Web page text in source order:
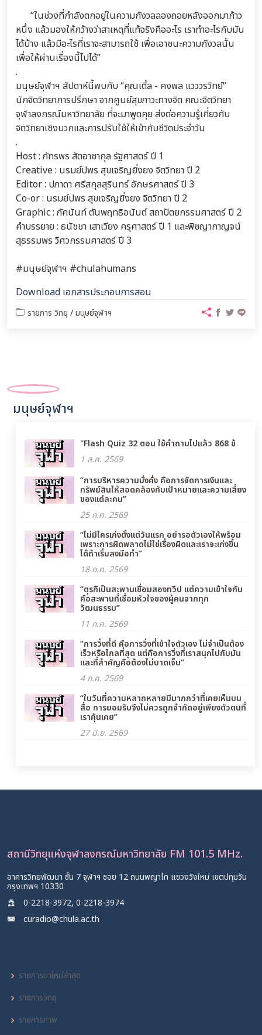
“ในช่วงที่กำลังตกอยู่ในความกังวลลองถอยหลังออกมาก้าว
หนึ่ง แล้วมองให้กว้างว่าสาเหตุที่แท้จริงคืออะไร เราทำอะไรกับมัน
ได้บ้าง แล้วมีอะไรที่เราจะสามารถใช้ เพื่อเอาชนะความกังวลนั้น
เพื่อให้ผ่านเรื่องนี้ไปได้”
.
มนุษย์จุฬาฯ สัปดาห์นี้พบกับ “คุณเติ้ล - คงพล แวววรวิทย์“
นักจิตวิทยาการปรึกษา จากศูนย์สุขภาวะทางจิต คณะจิตวิทยา
จุฬาลงกรณ์มหาวิทยาลัย ที่จะมาพูดคุย ส่งต่อความรู้เกี่ยวกับ
จิตวิทยาเชิงบวกและการปรับใช้ให้เข้ากับชีวิตประจำวัน
.
Host : ภัทรพร สัตอาชากุล รัฐศาสตร์ ปี 1
Creative : นรมย์ปพร สุขเจริญยิ่งยง จิตวิทยา ปี 2
Editor : ปภาดา ศรีสกุลสุรินทร์ อักษรศาสตร์ ปี 3
Co-or : นรมย์ปพร สุขเจริญยิ่งยง จิตวิทยา ปี 2
Graphic : ภัคนันท์ ตันพฤทธิอนันต์ สถาปัตยกรรมศาสตร์ ปี 2
คำบรรยาย : ธนัชชา เสาเวียง ครุศาสตร์ ปี 1 และพิชญากาญจน์
สุธรรมพร วิศวกรรมศาสตร์ ปี 3
#มนุษย์จุฬาฯ #chulahumans
Download เอกสารประกอบการสอน
รายการ วิทยุ /มนุษย์จุฬาฯ
มนุษย์จุฬาฯ
"Flash Quiz 32 ตอน ใช้คำถามไปแล้ว 868 ข้
1 ส.ค. 2569
“การบริหารความมั่งคั่ง คือการจัดการเงินและ
ทรัพย์สินให้สอดคล้องกับเป้าหมายและความเสี่ยง
ของแต่ละคน”
25 ก.ค. 2569
“ไม่มีใครเก่งตั้งแต่วันแรก อย่ารอตัวเองให้พร้อม
เพราะการผิดพลาดไม่ใช่เรื่องผิดและเราจะเก่งขึ้น
ได้ถ้าเริ่มลงมือทำ”
18 ก.ค. 2569
“ตุรกีเป็นสะพานเชื่อมสองทวีป แต่ความเข้าใจกัน
คือสะพานที่เชื่อมหัวใจของผู้คนจากทุก
วัฒนธรรม”
11 ก.ค. 2569
“การวิ่งที่ดี คือการวิ่งที่เข้าใจตัวเอง ไม่จำเป็นต้อง
เร็วหรือไกลที่สุด แต่คือการวิ่งที่เราสนุกไปกับมัน
และที่สำคัญคือต้องไม่บาดเจ็บ”
4 ก.ค. 2569
“ในวันที่ความหลากหลายมีมากกว่าที่เคยเห็นบน
สื่อ การยอมรับจึงไม่ควรถูกจำกัดอยู่เพียงตัวตนที่
เราคุ้นเคย”
27 มิ.ย. 2569
สถานีวิทยุแห่งจุฬาลงกรณ์มหาวิทยาลัย FM 101.5 MHz.
อาคารวิทยพัฒนา ชั้น 7 จุฬาฯ ซอย 12 ถนนพญาไท แขวงวังใหม่ เขตปทุมวัน
กรุงเทพฯ 10330
0-2218-3972, 0-2218-3974
curadio@chula.ac.th
รายการมาใหม่ล่าสุด
รายการวิทยุ
รายการภาพ